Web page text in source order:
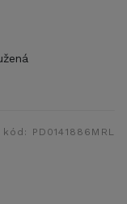
kód: PD0141886MRL